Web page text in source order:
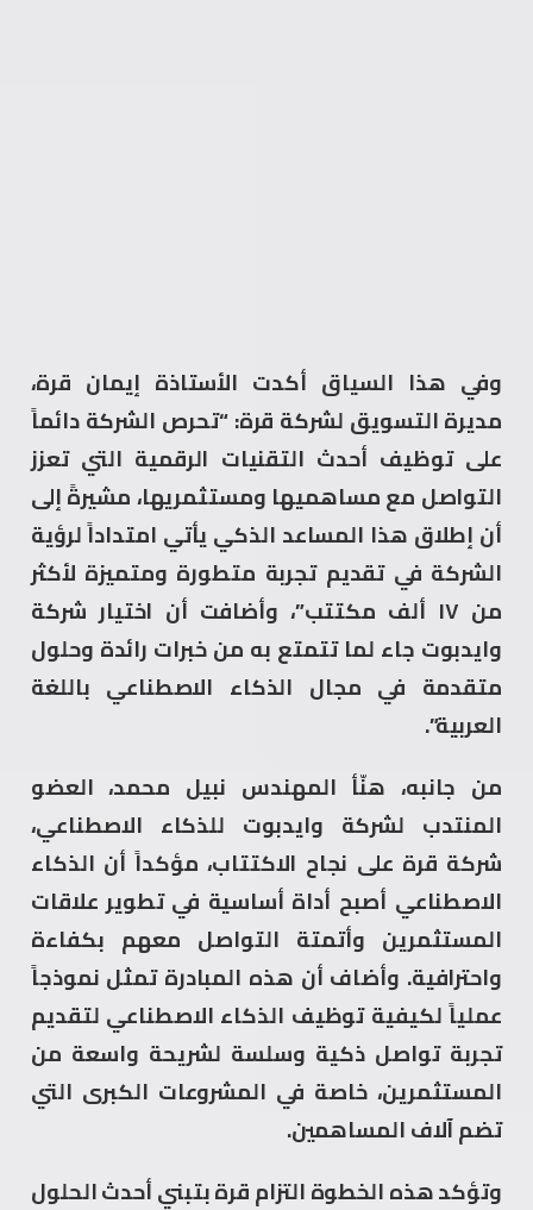
وفي هذا السياق أكدت الأستاذة إيمان قرة،
مديرة التسويق لشركة قرة: “تحرص الشركة دائماً
على توظيف أحدث التقنيات الرقمية التي تعزز
التواصل مع مساهميها ومستثمريها، مشيرةً إلى
أن إطلاق هذا المساعد الذكي يأتي امتداداً لرؤية
الشركة في تقديم تجربة متطورة ومتميزة لأكثر
من ١٧ ألف مكتتب”، وأضافت أن اختيار شركة
وايدبوت جاء لما تتمتع به من خبرات رائدة وحلول
متقدمة في مجال الذكاء الاصطناعي باللغة
العربية”.
من جانبه، هنّأ المهندس نبيل محمد، العضو
المنتدب لشركة وايدبوت للذكاء الاصطناعي،
شركة قرة على نجاح الاكتتاب، مؤكداً أن الذكاء
الاصطناعي أصبح أداة أساسية في تطوير علاقات
المستثمرين وأتمتة التواصل معهم بكفاءة
واحترافية. وأضاف أن هذه المبادرة تمثل نموذجاً
عملياً لكيفية توظيف الذكاء الاصطناعي لتقديم
تجربة تواصل ذكية وسلسة لشريحة واسعة من
المستثمرين، خاصة في المشروعات الكبرى التي
تضم آلاف المساهمين.
وتؤكد هذه الخطوة التزام قرة بتبني أحدث الحلول